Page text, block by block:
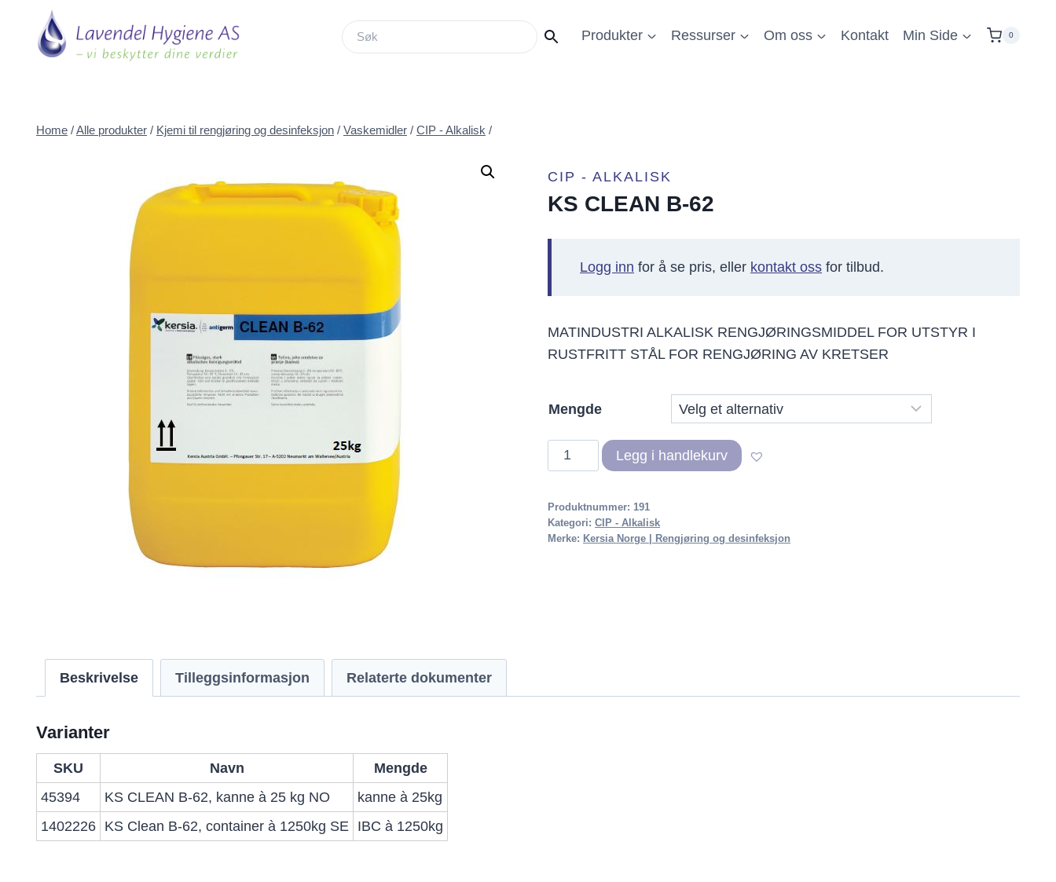
content
Produkter Ressurser Om oss Kontakt Min Side 0
Home /Alle produkter / Kjemi til rengjøring og desinfeksjon / Vaskemidler / CIP - Alkalisk /
CIP - ALKALISK
KS CLEAN B-62
Logg inn for å se pris, eller kontakt oss for tilbud.
MATINDUSTRI ALKALISK RENGJØRINGSMIDDEL FOR UTSTYR I
RUSTFRITT STÅL FOR RENGJØRING AV KRETSER
Mengde
KS
CLEAN
62
antall
Legg i handlekurv
Produktnummer: 191
Kategori:CIP - Alkalisk
Merke: Kersia Norge | Rengjøring og desinfeksjon
Beskrivelse Tilleggsinformasjon Relaterte dokumenter
Varianter
SKU Navn
Mengde
45394
KS CLEAN B-62, kanne à 25 kg NO
kanne à 25kg
1402226 KS Clean B-62, container à 1250kg SE IBC à 1250kg